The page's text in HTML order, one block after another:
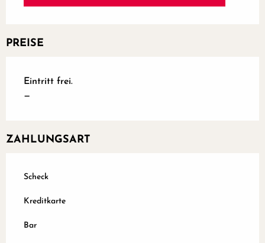
PREISE
Eintritt frei.
—
ZAHLUNGSART
Scheck
Kreditkarte
Bar